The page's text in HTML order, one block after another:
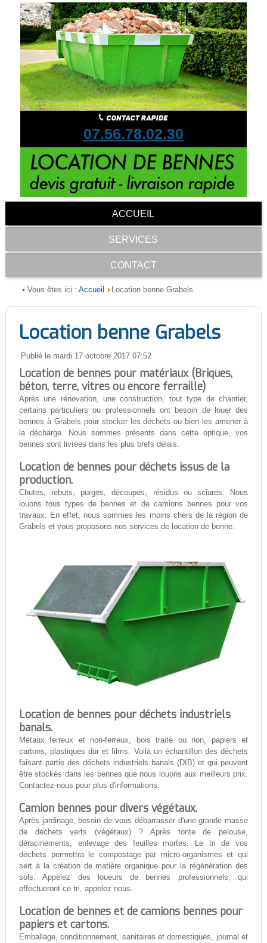
07.56.78.02.30
ACCUEIL
SERVICES
CONTACT
• Vous êtes ici : Accueil Location benne Grabels
Location benne Grabels
Publié le mardi 17 octobre 2017 07:52
Location de bennes pour matériaux (Briques,
béton, terre, vitres ou encore ferraille)
Après une rénovation, une construction, tout type de chantier,
certains particuliers ou professionnels ont besoin de louer des
bennes à Grabels pour stocker les déchets ou bien les amener à
la décharge. Nous sommes présents dans cette optique, vos
bennes sont livrées dans les plus brefs délais.
Location de bennes pour déchets issus de la
production.
Chutes, rebuts, purges, découpes, résidus ou sciures. Nous
louons tous types de bennes et de camions bennes pour vos
travaux. En effet, nous sommes les moins chers de la région de
Grabels et vous proposons nos services de location de benne.
Location de bennes pour déchets industriels
banals.
Métaux ferreux et non-ferreux, bois traité ou non, papiers et
cartons, plastiques dur et films. Voilà un échantillon des déchets
faisant partie des déchets industriels banals (DIB) et qui peuvent
être stockés dans les bennes que nous louons aux meilleurs prix.
Contactez-nous pour plus d'informations.
Camion bennes pour divers végétaux.
Après jardinage, besoin de vous débarrasser d'une grande masse
de déchets verts (végétaux) ? Après tonte de pelouse,
déracinements, enlevage des feuilles mortes. Le tri de vos
déchets permettra le compostage par micro-organismes et qui
sert à la création de matière organique pour la régénération des
sols. Appelez des loueurs de bennes professionnels, qui
effectueront ce tri, appelez nous.
Location de bennes et de camions bennes pour
papiers et cartons.
Emballage, conditionnement, sanitaires et domestiques, journal et